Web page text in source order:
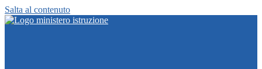
Salta al contenuto